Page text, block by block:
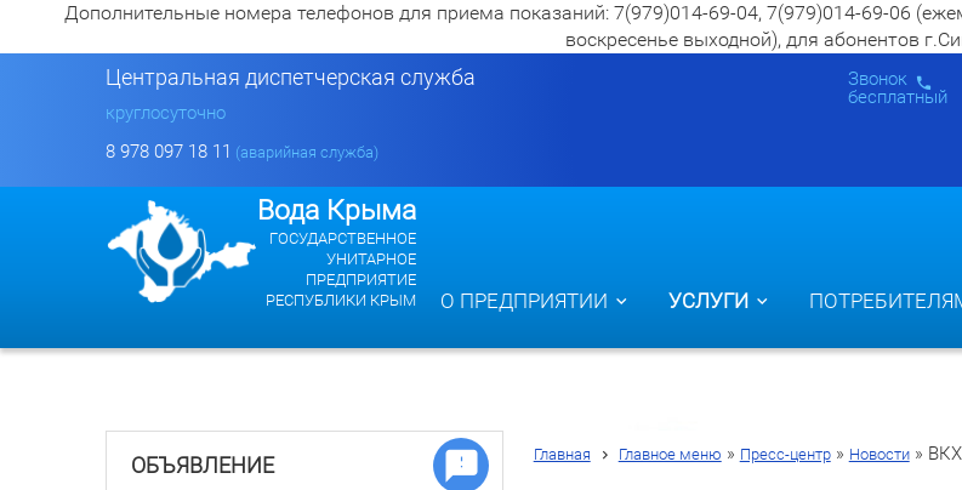
Дополнительные номера телефонов для приема показаний: 7(979)014-69-04, 7(979)014-69-06
воскресенье выходной), для абонентов
Звонок
бесплатный
Центральная диспетчерская служба
круглосуточно
8 978 097 18 11 (аварийная служба)
Вода Крыма
ГОСУДАРСТВЕННОЕ
УНИТАРНОЕ
ПРЕДПРИЯТИЕ
РЕСПУБЛИКИ КРЫМ
О ПРЕДПРИЯТИИ УСЛУГИ
Главная Главное меню » Пресс-центр» Новости» ВКХ
ОБЪЯВЛЕНИЕ